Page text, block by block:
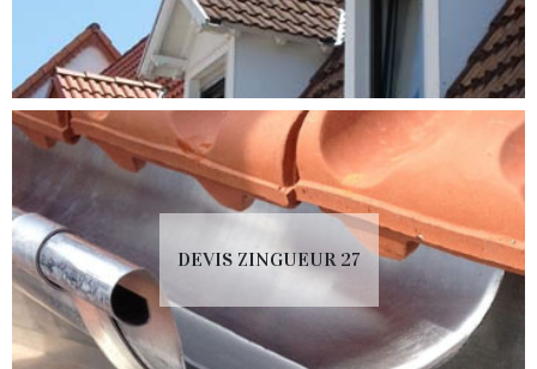
DEVIS ZINGUEUR 27